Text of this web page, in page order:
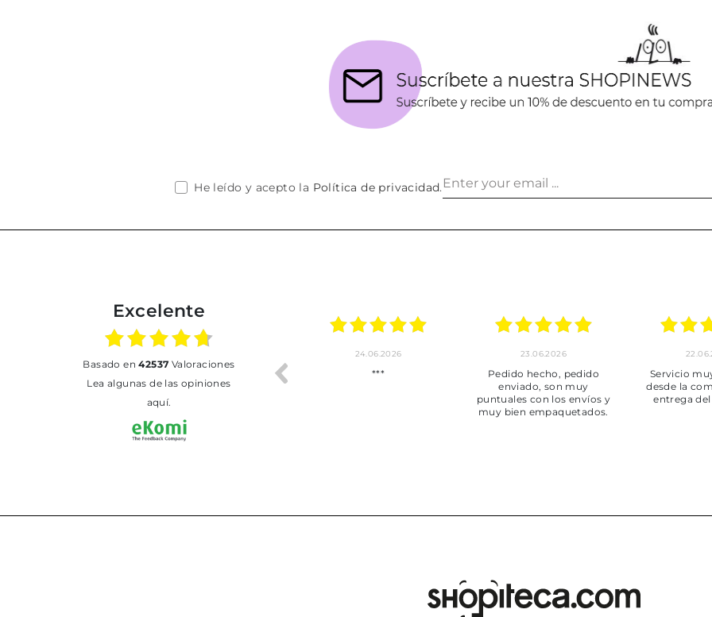
He leído y acepto la Política de privacidad.
Excelente
basado en42537 Valoraciones
Lea algunas de las opiniones
aquí.
24.06.2026
***
23.06.2026
Pedido hecho, pedido
enviado, son muy
puntuales con los envíos y
muy bien empaquetados.
Servicio
desde la
entrega